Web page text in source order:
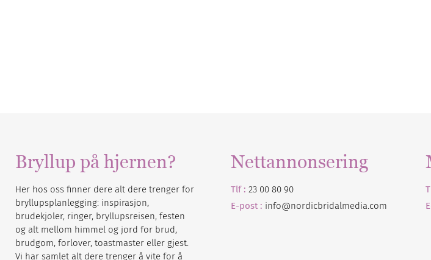
Bryllup på hjernen?
Her hos oss finner dere alt dere trenger for
bryllupsplanlegging: inspirasjon,
brudekjoler, ringer, bryllupsreisen, festen
og alt mellom himmel og jord for brud,
brudgom, forlover, toastmaster eller gjest.
Vi har samlet alt dere trenger å vite for å
Nettannonsering
Tlf : 23 00 80 90
E-post : info@nordicbridalmedia.com